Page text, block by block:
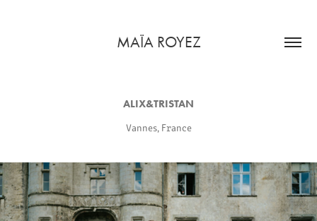
MAÏA ROYEZ
ALIX&TRISTAN
Vannes, France